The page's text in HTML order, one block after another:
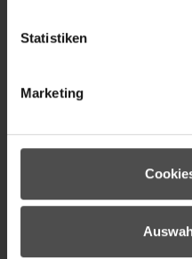
Statistiken
Marketing
Standorts
kontinuierlich und